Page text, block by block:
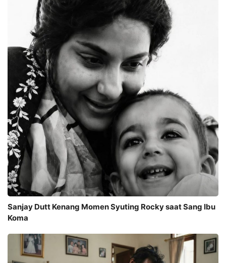
Sanjay Dutt Kenang Momen Syuting Rocky saat Sang Ibu
Koma